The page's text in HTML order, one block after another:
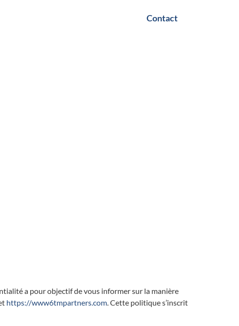
Contact
a pour objectif de vous informer sur la manière
https://www6tmpartners.com . Cette politique s’inscrit